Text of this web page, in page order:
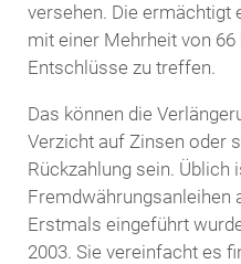
versehen. Die ermächtigt
mit einer Mehrheit von 66
Entschlüsse zu treffen.
Das können die
Verzicht auf Zinsen oder
Rückzahlung sein. Üblich
Fremdwährungsanleihen
Erstmals eingeführt
2003. Sie vereinfacht es